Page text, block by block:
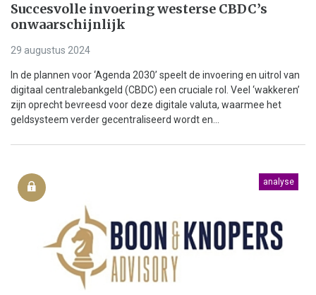
Succesvolle invoering westerse CBDC’s
onwaarschijnlijk
29 augustus 2024
In de plannen voor ‘Agenda 2030’ speelt de invoering en uitrol van
digitaal centralebankgeld (CBDC) een cruciale rol. Veel ‘wakkeren’
zijn oprecht bevreesd voor deze digitale valuta, waarmee het
geldsysteem verder gecentraliseerd wordt en...
analyse